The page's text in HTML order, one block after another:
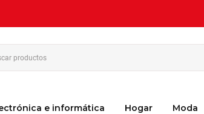
e informática Hogar Moda